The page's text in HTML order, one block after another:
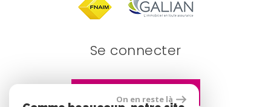
Se connecter
On en reste là